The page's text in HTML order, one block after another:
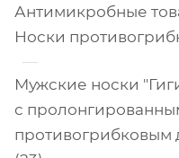
Антимикробные
Носки
—
Мужские носки
с
противогрибковым